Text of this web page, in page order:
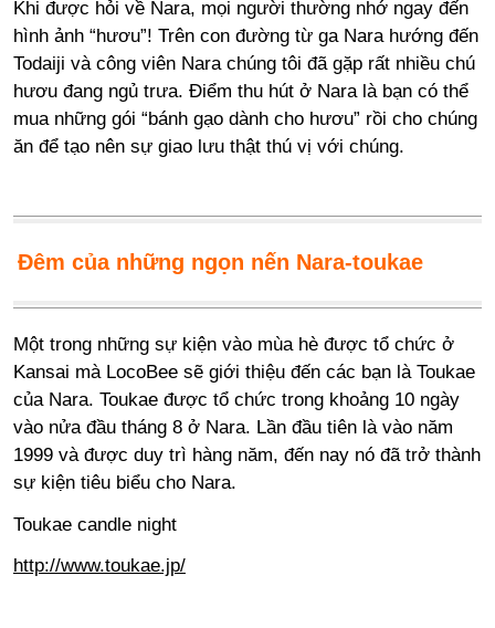
Khi được hỏi về Nara, mọi người thường nhớ ngay đến
hình ảnh “hươu”! Trên con đường từ ga Nara hướng đến
Todaiji và công viên Nara chúng tôi đã gặp rất nhiều chú
hươu đang ngủ trưa. Điểm thu hút ở Nara là bạn có thể
mua những gói “bánh gạo dành cho hươu” rồi cho chúng
ăn để tạo nên sự giao lưu thật thú vị với chúng.
Đêm của những ngọn nến Nara-toukae
Một trong những sự kiện vào mùa hè được tổ chức ở
Kansai mà LocoBee sẽ giới thiệu đến các bạn là Toukae
của Nara. Toukae được tổ chức trong khoảng 10 ngày
vào nửa đầu tháng 8 ở Nara. Lần đầu tiên là vào năm
1999 và được duy trì hàng năm, đến nay nó đã trở thành
sự kiện tiêu biểu cho Nara.
Toukae candle night
http://www.toukae.jp/